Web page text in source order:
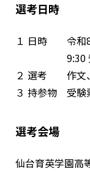
選考日時
１ 日時 令和8
9:30 受
２ 選考 作文
３ 持参物 受験
選考会場
仙台育英学園高